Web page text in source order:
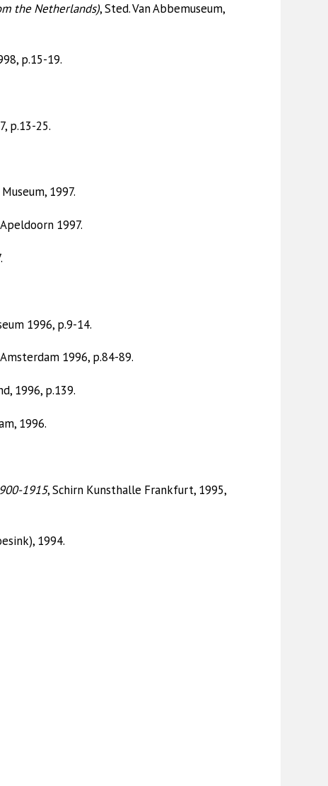
the Netherlands), Sted. Van Abbemuseum,
p.15-19.
p.13-25.
1997.
1997.
1996, p.9-14.
1996, p.84-89.
1996, p.139.
1996.
1915, Schirn Kunsthalle Frankfurt, 1995,
1994.